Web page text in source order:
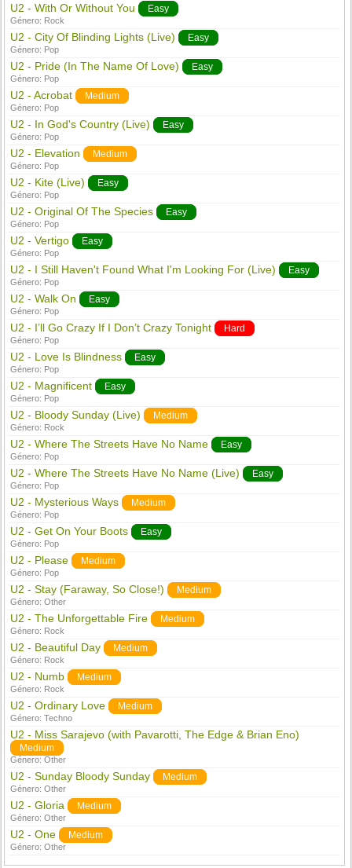
U2 - With Or Without You Easy
Género: Rock
U2 - City Of Blinding Lights (Live) Easy
Género: Pop
U2 - Pride (In The Name Of Love) Easy
Género: Pop
U2 - Acrobat Medium
Género: Pop
U2 - In God's Country (Live) Easy
Género: Pop
U2 - Elevation Medium
Género: Pop
U2 - Kite (Live) Easy
Género: Pop
U2 - Original Of The Species Easy
Género: Pop
U2 - Vertigo Easy
Género: Pop
U2 - I Still Haven't Found What I'm Looking For (Live) Easy
Género: Pop
U2 - Walk On Easy
Género: Pop
U2 - I’ll Go Crazy If I Don’t Crazy Tonight Hard
Género: Pop
U2 - Love Is Blindness Easy
Género: Pop
U2 - Magnificent Easy
Género: Pop
U2 - Bloody Sunday (Live) Medium
Género: Rock
U2 - Where The Streets Have No Name Easy
Género: Pop
U2 - Where The Streets Have No Name (Live) Easy
Género: Pop
U2 - Mysterious Ways Medium
Género: Pop
U2 - Get On Your Boots Easy
Género: Pop
U2 - Please Medium
Género: Pop
U2 - Stay (Faraway, So Close!) Medium
Género:Other
U2 - The Unforgettable Fire Medium
Género: Rock
U2 - Beautiful Day Medium
Género: Rock
U2 - Numb Medium
Género: Rock
U2 - Ordinary Love Medium
Género:Techno
U2 - Miss Sarajevo (with Pavarotti, The Edge & Brian Eno)
Medium
Género:Other
U2 - Sunday Bloody Sunday Medium
Género:Other
U2 - Gloria Medium
Género:Other
U2 - One Medium
Género:Other